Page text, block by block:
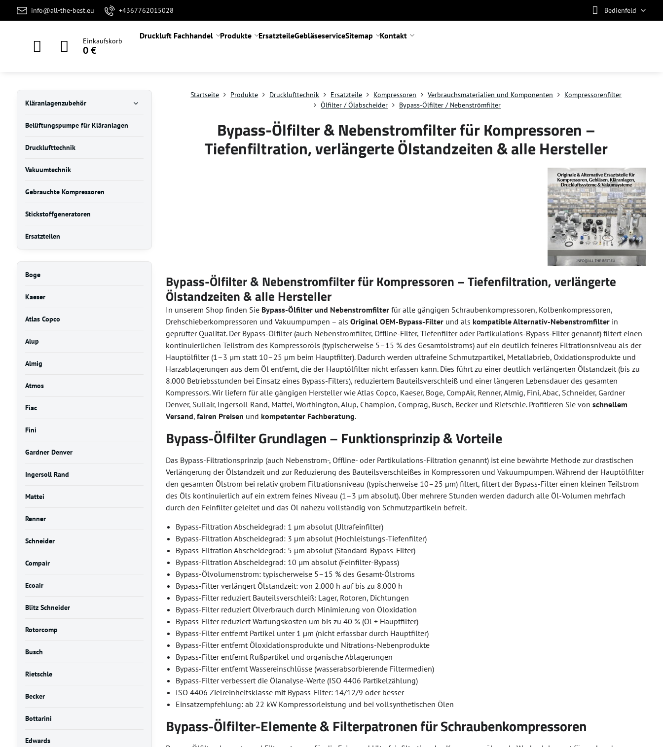
info@all-the-best.eu +4367762015028 Bedienfeld
Einkaufskorb
0 €
Druckluft Fachhandel Produkte ErsatzteileGebläseserviceSitemap Kontakt
Startseite Produkte Drucklufttechnik Ersatzteile Kompressoren Verbrauchsmaterialien und Komponenten
Kompressorenfilter
Ölfilter / Ölabscheider
Bypass-Ölfilter / Nebenströmfilter
Bypass-Ölfilter & Nebenstromfilter für Kompressoren –
Tiefenfiltration, verlängerte Ölstandzeiten & alle Hersteller
Bypass-Ölfilter & Nebenstromfilter für Kompressoren – Tiefenfiltration, verlängerte
Ölstandzeiten & alle Hersteller
In unserem Shop finden Sie Bypass-Ölfilter und Nebenstromfilter für alle gängigen Schraubenkompressoren, Kolbenkompressoren,
Drehschieberkompressoren und Vakuumpumpen – alsOriginal OEM-Bypass-Filter und als kompatible Alternativ-Nebenstromfilter in
geprüfter Qualität. Der Bypass-Ölfilter (auch Nebenstromfilter, Offline-Filter, Tiefenfilter oder Partikulations-Bypass-Filter genannt) filtert einen
kontinuierlichen Teilstrom des Kompressoröls (typischerweise 5–15 % des Gesamtölstroms) auf ein deutlich feineres Filtrationsniveau als der
Hauptölfilter (1–3 µm statt 10–25 µm beim Hauptfilter). Dadurch werden ultrafeine Schmutzpartikel, Metallabrieb, Oxidationsprodukte und
Harzablagerungen aus dem Öl entfernt, die der Hauptölfilter nicht erfassen kann. Dies führt zu einer deutlich verlängerten Ölstandzeit (bis zu
8.000 Betriebsstunden bei Einsatz eines Bypass-Filters), reduziertem Bauteilsverschleiß und einer längeren Lebensdauer des gesamten
Kompressors. Wir liefern für alle gängigen Hersteller wie Atlas Copco, Kaeser, Boge, CompAir, Renner, Almig, Fini, Abac, Schneider, Gardner
Denver, Sullair, Ingersoll Rand, Mattei, Worthington, Alup, Champion, Comprag, Busch, Becker und Rietschle. Profitieren Sie vonschnellem
Versand,fairen Preisen und kompetenter Fachberatung.
Bypass-Ölfilter Grundlagen – Funktionsprinzip & Vorteile
Das Bypass-Filtrationsprinzip (auch Nebenstrom-, Offline- oder Partikulations-Filtration genannt) ist eine bewährte Methode zur drastischen
Verlängerung der Ölstandzeit und zur Reduzierung des Bauteilsverschleißes in Kompressoren und Vakuumpumpen. Während der Hauptölfilter
den gesamten Ölstrom bei relativ grobem Filtrationsniveau (typischerweise 10–25 µm) filtert, filtert der Bypass-Filter einen kleinen Teilstrom
des Öls kontinuierlich auf ein extrem feines Niveau (1–3 µm absolut). Über mehrere Stunden werden dadurch alle Öl-Volumen mehrfach
durch den Feinfilter geleitet und das Öl nahezu vollständig von Schmutzpartikeln befreit.
Bypass-Filtration Abscheidegrad: 1 µm absolut (Ultrafeinfilter)
Bypass-Filtration Abscheidegrad: 3 µm absolut (Hochleistungs-Tiefenfilter)
Bypass-Filtration Abscheidegrad: 5 µm absolut (Standard-Bypass-Filter)
Bypass-Filtration Abscheidegrad: 10 µm absolut (Feinfilter-Bypass)
Bypass-Ölvolumenstrom: typischerweise 5–15 % des Gesamt-Ölstroms
Bypass-Filter verlängert Ölstandzeit: von 2.000 h auf bis zu 8.000 h
Bypass-Filter reduziert Bauteilsverschleiß: Lager, Rotoren, Dichtungen
Bypass-Filter reduziert Ölverbrauch durch Minimierung von Öloxidation
Bypass-Filter reduziert Wartungskosten um bis zu 40 % (Öl + Hauptfilter)
Bypass-Filter entfernt Partikel unter 1 µm (nicht erfassbar durch Hauptfilter)
Bypass-Filter entfernt Öloxidationsprodukte und Nitrations-Nebenprodukte
Bypass-Filter entfernt Rußpartikel und organische Ablagerungen
Bypass-Filter entfernt Wassereinschlüsse (wasserabsorbierende Filtermedien)
Bypass-Filter verbessert die Ölanalyse-Werte (ISO 4406 Partikelzählung)
ISO 4406 Zielreinheitsklasse mit Bypass-Filter: 14/12/9 oder besser
Einsatzempfehlung: ab 22 kW Kompressorleistung und bei vollsynthetischen Ölen
Bypass-Ölfilter-Elemente & Filterpatronen für Schraubenkompressoren
Kläranlagenzubehör
Belüftungspumpe für Kläranlagen
Drucklufttechnik
Vakuumtechnik
Gebrauchte Kompressoren
Stickstoffgeneratoren
Ersatzteilen
Boge
Kaeser
Atlas Copco
Alup
Almig
Atmos
Fiac
Fini
Gardner Denver
Ingersoll Rand
Mattei
Renner
Schneider
Compair
Ecoair
Blitz Schneider
Rotorcomp
Busch
Rietschle
Becker
Bottarini
Edwards